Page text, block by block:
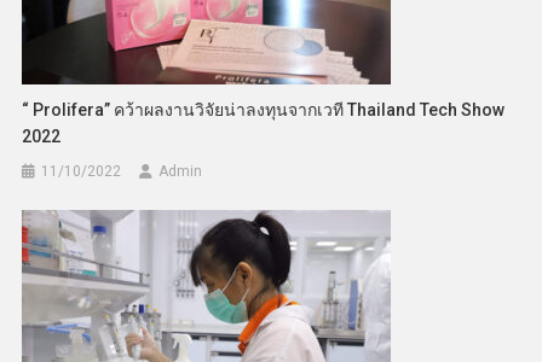
“ Prolifera” คว้าผลงานวิจัยน่าลงทุนจากเวที Thailand Tech Show
2022
11/10/2022 Admin